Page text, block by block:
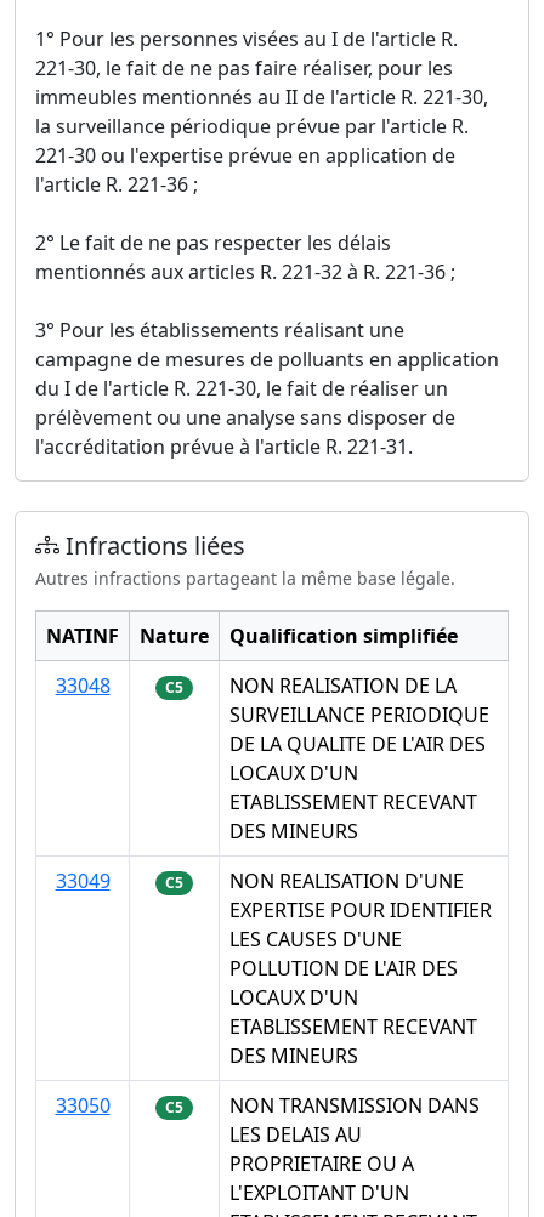
1° Pour les personnes visées au I de l'article R.
221-30, le fait de ne pas faire réaliser, pour les
immeubles mentionnés au II de l'article R. 221-30,
la surveillance périodique prévue par l'article R.
221-30 ou l'expertise prévue en application de
l'article R. 221-36 ;
2° Le fait de ne pas respecter les délais
mentionnés aux articles R. 221-32 à R. 221-36 ;
3° Pour les établissements réalisant une
campagne de mesures de polluants en application
du I de l'article R. 221-30, le fait de réaliser un
prélèvement ou une analyse sans disposer de
l'accréditation prévue à l'article R. 221-31.
Infractions liées
Autres infractions partageant la même base légale.
NATINF Nature
Qualification simplifiée
33048
C5
NON REALISATION DE LA
SURVEILLANCE PERIODIQUE
DE LA QUALITE DE L'AIR DES
LOCAUX D'UN
ETABLISSEMENT RECEVANT
DES MINEURS
33049
C5
NON REALISATION D'UNE
EXPERTISE POUR IDENTIFIER
LES CAUSES D'UNE
POLLUTION DE L'AIR DES
LOCAUX D'UN
ETABLISSEMENT RECEVANT
DES MINEURS
33050
C5
NON TRANSMISSION DANS
LES DELAIS AU
PROPRIETAIRE OU A
L'EXPLOITANT D'UN